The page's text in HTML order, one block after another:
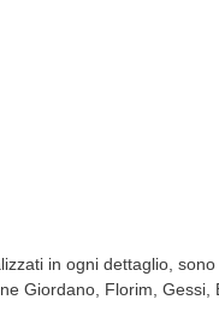
in ogni dettaglio,
Giordano, Florim, Gessi,